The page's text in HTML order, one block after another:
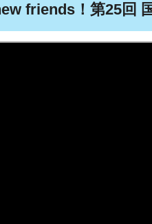
friends！第25回